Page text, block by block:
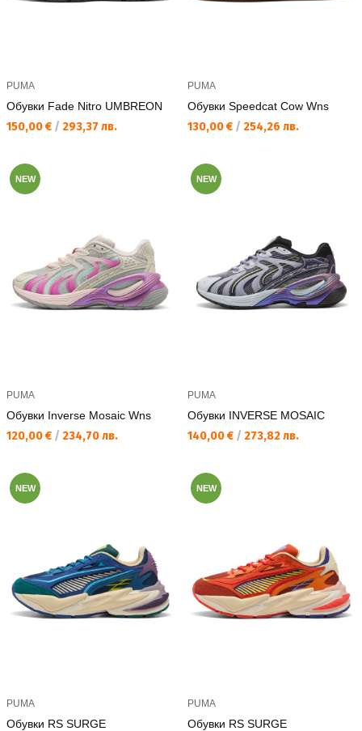
PUMA
Обувки Fade Nitro UMBREON
Текуща цена:
150,00 € / 293,37 лв.
PUMA
Обувки Speedcat Cow Wns
Текуща цена:
130,00 € / 254,26 лв.
NEW
PUMA
Обувки Inverse Mosaic Wns
Текуща цена:
120,00 € / 234,70 лв.
NEW
PUMA
Обувки INVERSE MOSAIC
Текуща цена:
140,00 € / 273,82 лв.
NEW
PUMA
Обувки RS SURGE
NEW
PUMA
Обувки RS SURGE